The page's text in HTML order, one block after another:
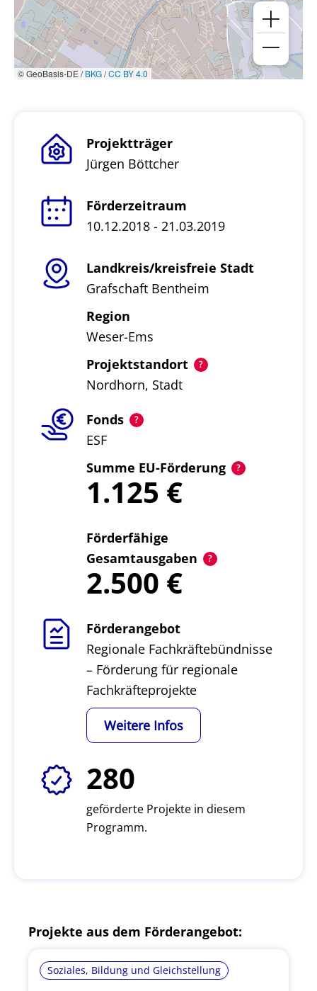
© GeoBasis-DE /BKG/CC BY 4.0
Projektträger
Jürgen Böttcher
Förderzeitraum
10.12.2018 - 21.03.2019
Landkreis/kreisfreie Stadt
Grafschaft Bentheim
Region
Weser-Ems
Projektstandort
Nordhorn, Stadt
Fonds
ESF
Summe EU-Förderung
1.125
Förderfähige
Gesamtausgaben
2.500
Förderangebot
Regionale Fachkräftebündnisse
– Förderung für regionale
Fachkräfteprojekte
Weitere Infos
280
geförderte Projekte in diesem
Programm.
Projekte aus dem Förderangebot:
Soziales, Bildung und Gleichstellung